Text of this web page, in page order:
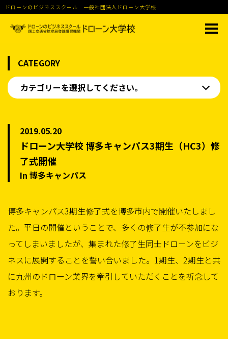
ドローンのビジネススクール 一般社団法人ドローン大学校
CATEGORY
カテゴリーを選択してください。
2019.05.20
ドローン大学校 博多キャンパス3期生（HC3）修
了式開催
In 博多キャンパス
博多キャンパス3期生修了式を博多市内で開催いたしまし
た。平日の開催ということで、多くの修了生が不参加にな
ってしまいましたが、集まれた修了生同士ドローンをビジ
ネスに展開することを誓い合いました。1期生、2期生と共
に九州のドローン業界を牽引していただくことを祈念して
おります。